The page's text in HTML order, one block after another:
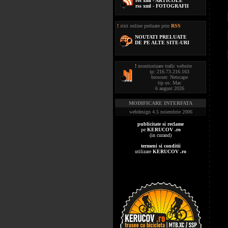
rss xml - FOTOGRAFII
! stiri online preluate prin RSS
NOUTATI PRELUATE
DE PE ALTE SITE-URI
! monitorizare trafic website
ip: 216.73.216.163
browser: Netscape
tip os: Mac
6 august 2026
MODIFICARE INTERFATA
webdesign 4.5 noiembrie 2006
publicitate si reclame
pe KERUCOV .ro
(in curand)
termeni si conditii
utilizare KERUCOV .ro